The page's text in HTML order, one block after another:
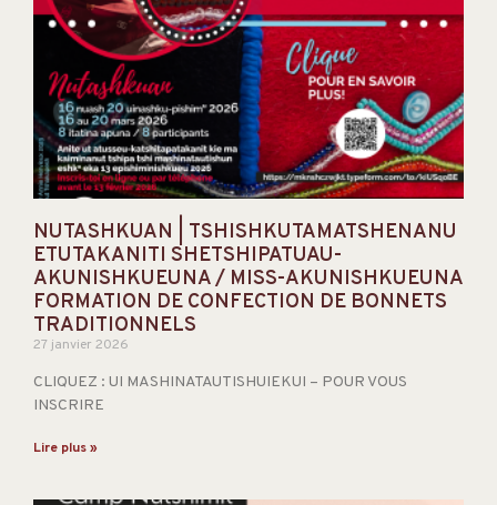
NUTASHKUAN | TSHISHKUTAMATSHENANU
ETUTAKANITI SHETSHIPATUAU-
AKUNISHKUEUNA / MISS-AKUNISHKUEUNA
FORMATION DE CONFECTION DE BONNETS
TRADITIONNELS
27 janvier 2026
CLIQUEZ : UI MASHINATAUTISHUIEKUI – POUR VOUS
INSCRIRE
Lire plus »